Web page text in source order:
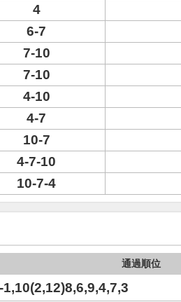
4
6-7
7-10
7-10
4-10
4-7
10-7
4-7-10
10-7-4
通過順位
1,10(2,12)8,6,9,4,7,3